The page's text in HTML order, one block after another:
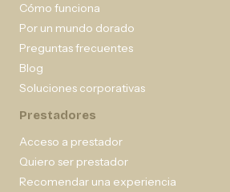
Cómo funciona
Por un mundo dorado
Preguntas frecuentes
Blog
Soluciones corporativas
Prestadores
Acceso a prestador
Quiero ser prestador
Recomendar una experiencia